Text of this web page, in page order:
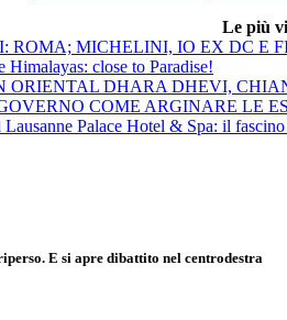
Le più
ROMA; MICHELINI, IO EX DC E
Himalayas: close to Paradise!
ORIENTAL DHARA DHEVI,
COME ARGINARE LE
Palace Hotel & Spa: il
E si apre dibattito nel centrodestra